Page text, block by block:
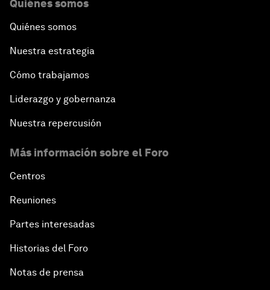
Quiénes somos
Quiénes somos
Nuestra estrategia
Cómo trabajamos
Liderazgo y gobernanza
Nuestra repercusión
Más información sobre el Foro
Centros
Reuniones
Partes interesadas
Historias del Foro
Notas de prensa